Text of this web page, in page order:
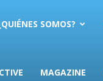
SOMOS?
MAGAZINE